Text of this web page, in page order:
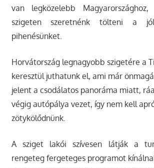
van legközelebb
szigeten szeretnénk tölteni a
pihenésünket.
Horvátország legnagyobb szigetére a
keresztül juthatunk el, ami már
jelent a csodálatos panoráma miatt,
végig autópálya vezet, így nem kell
zötykölődnünk.
A sziget lakói szívesen látják a
rengeteg fergeteges programot